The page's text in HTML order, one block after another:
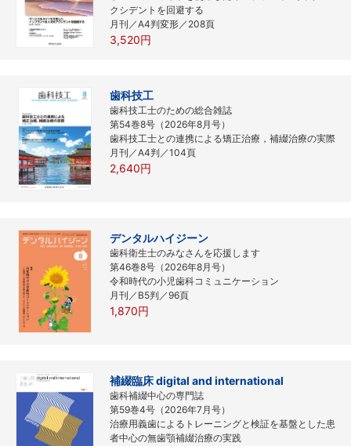
クシデントを回避する
月刊／A4判変形／208頁
3,520円
歯科技工
歯科技工士のための総合雑誌
第54巻8号（2026年8月号）
歯科技工士との連携による矯正治療，補綴治療の実際
月刊／A4判／104頁
2,640円
デンタルハイジーン
歯科衛生士のみなさんを応援します
第46巻8号（2026年8月号）
令和時代の小児歯科コミュニケーション
月刊／B5判／96頁
1,870円
補綴臨床 digital and international
歯科補綴中心の専門誌
第59巻4号（2026年7月号）
治療用義歯によるトレーニングと検証を基盤とした患
者中心の無歯顎補綴治療の実践